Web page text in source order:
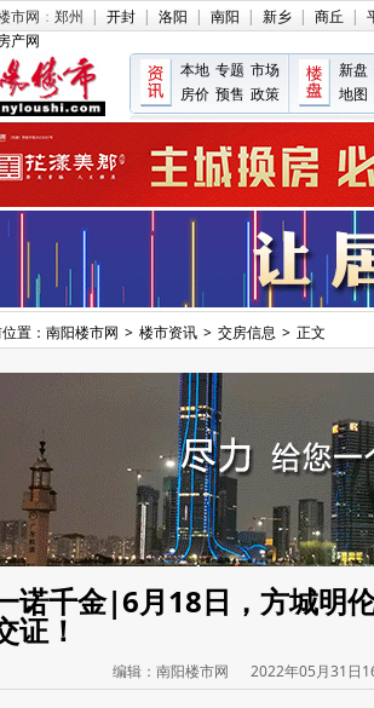
市网 ： 郑州 | 开封 | 洛阳 | 南阳 | 新乡 | 商丘 |
产网
本地 专题 市场
房价 预售 政策
新盘
地图
置： 南阳楼市网 > 楼市资讯 > 交房信息 > 正文
诺千金|6月18日，方城明
证！
编辑： 南阳楼市网 2022年05月31日